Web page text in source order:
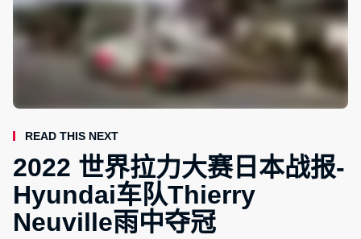
Read This Next
2022 世界拉力大赛日本战报-
Hyundai车队Thierry
Neuville雨中夺冠